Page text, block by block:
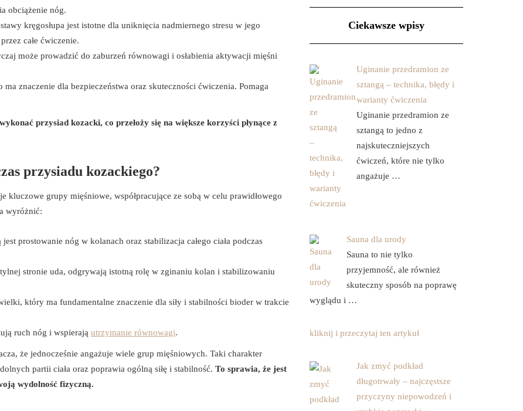
obciążenie nóg.
kręgosłupa jest istotne dla uniknięcia nadmiernego stresu w jego
całe ćwiczenie.
może prowadzić do zaburzeń równowagi i osłabienia aktywacji mięśni
znaczenie dla bezpieczeństwa oraz skuteczności ćwiczenia. Pomaga
przysiad kozacki, co przełoży się na większe korzyści płynące z
przysiadu kozackiego?
kluczowe grupy mięśniowe, współpracujące ze sobą w celu prawidłowego
wyróżnić:
prostowanie nóg w kolanach oraz stabilizacja całego ciała podczas
stronie uda, odgrywają istotną rolę w zginaniu kolan i stabilizowaniu
który ma fundamentalne znaczenie dla siły i stabilności bioder w trakcie
ruch nóg i wspierają utrzymanie równowagi.
że jednocześnie angażuje wiele grup mięśniowych. Taki charakter
partii ciała oraz poprawia ogólną siłę i stabilność. To sprawia, że jest
wydolność fizyczną.
Ciekawsze wpisy
Uginanie przedramion ze
sztangą – technika, błędy i
warianty ćwiczenia
Uginanie przedramion ze
sztangą to jedno z
najskuteczniejszych
ćwiczeń, które nie tylko
angażuje …
Sauna dla urody
Sauna to nie tylko
przyjemność, ale również
skuteczny sposób na poprawę
wyglądu i …
kliknij i przeczytaj ten artykuł
Jak zmyć podkład
długotrwały – najczęstsze
przyczyny niepowodzeń i